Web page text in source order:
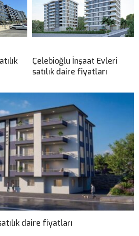
Çelebioğlu İnşaat Evleri
satılık daire fiyatları
daire fiyatları